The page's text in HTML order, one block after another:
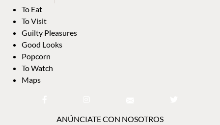
To Eat
To Visit
Guilty Pleasures
Good Looks
Popcorn
To Watch
Maps
ANÚNCIATE CON NOSOTROS